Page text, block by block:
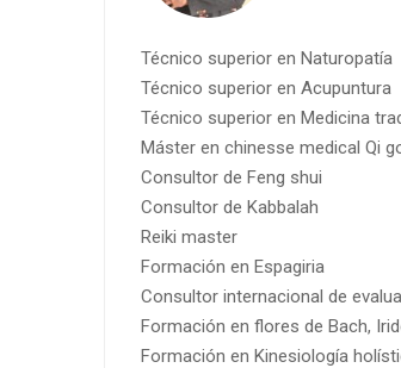
Técnico superior en Naturopatía
Técnico superior en Acupuntura
Técnico superior en Medicina
Máster en chinesse medical Qi
Consultor de Feng shui
Consultor de Kabbalah
Reiki master
Formación en Espagiria
Consultor internacional de
Formación en flores de Bach,
Formación en Kinesiología